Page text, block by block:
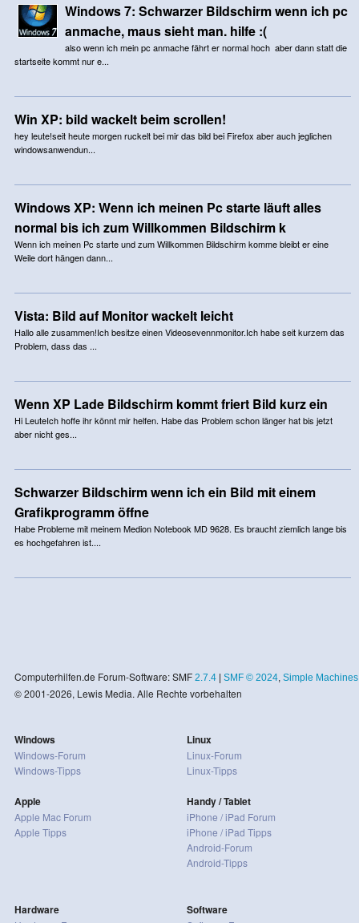
Windows 7: Schwarzer Bildschirm wenn ich pc
anmache, maus sieht man. hilfe :(
also wenn ich mein pc anmache fährt er normal hoch aber dann statt die
startseite kommt nur e...
Win XP: bild wackelt beim scrollen!
hey leute!seit heute morgen ruckelt bei mir das bild bei Firefox aber auch jeglichen
windowsanwendun...
Windows XP: Wenn ich meinen Pc starte läuft alles
normal bis ich zum Willkommen Bildschirm k
Wenn ich meinen Pc starte und zum Willkommen Bildschirm komme bleibt er eine
Weile dort hängen dann...
Vista: Bild auf Monitor wackelt leicht
Hallo alle zusammen!Ich besitze einen Videosevennmonitor.Ich habe seit kurzem das
Problem, dass das ...
Wenn XP Lade Bildschirm kommt friert Bild kurz ein
Hi LeuteIch hoffe ihr könnt mir helfen. Habe das Problem schon länger hat bis jetzt
aber nicht ges...
Schwarzer Bildschirm wenn ich ein Bild mit einem
Grafikprogramm öffne
Habe Probleme mit meinem Medion Notebook MD 9628. Es braucht ziemlich lange bis
es hochgefahren ist....
Computerhilfen.de Forum-Software: SMF 2.7.4| SMF © 2024, Simple Machines
© 2001-2026, Lewis Media. Alle Rechte vorbehalten
Windows
Windows-Forum
Windows-Tipps
Apple
Apple Mac Forum
Apple Tipps
Linux
Linux-Forum
Linux-Tipps
Handy / Tablet
iPhone / iPad Forum
iPhone / iPad Tipps
Android-Forum
Android-Tipps
Hardware Software